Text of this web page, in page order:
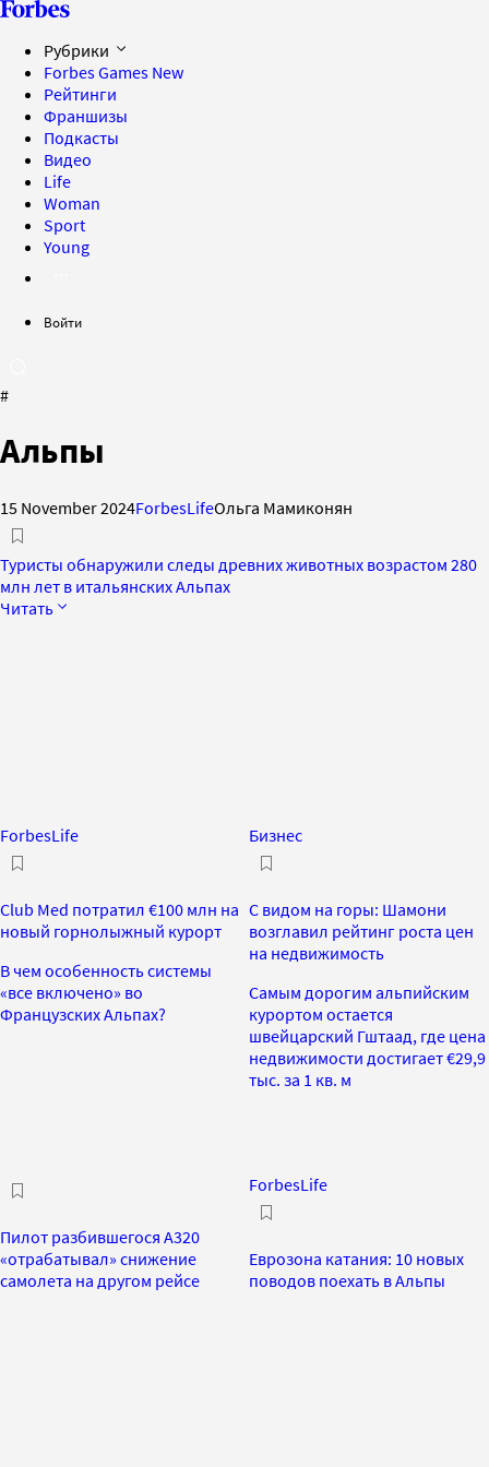
Рубрики
Forbes Games New
Рейтинги
Франшизы
Подкасты
Видео
Life
Woman
Sport
Young
Войти
#
Альпы
15 November 2024ForbesLifeОльга Мамиконян
Туристы обнаружили следы древних животных возрастом 280
млн лет в итальянских Альпах
Читать
ForbesLife
Club Med потратил €100 млн на
новый горнолыжный курорт
В чем особенность системы
«все включено» во
Французских Альпах?
Бизнес
С видом на горы: Шамони
возглавил рейтинг роста цен
на недвижимость
Самым дорогим альпийским
курортом остается
швейцарский Гштаад, где цена
недвижимости достигает €29,9
тыс. за 1 кв. м
Пилот разбившегося A320
«отрабатывал» снижение
самолета на другом рейсе
ForbesLife
Еврозона катания: 10 новых
поводов поехать в Альпы